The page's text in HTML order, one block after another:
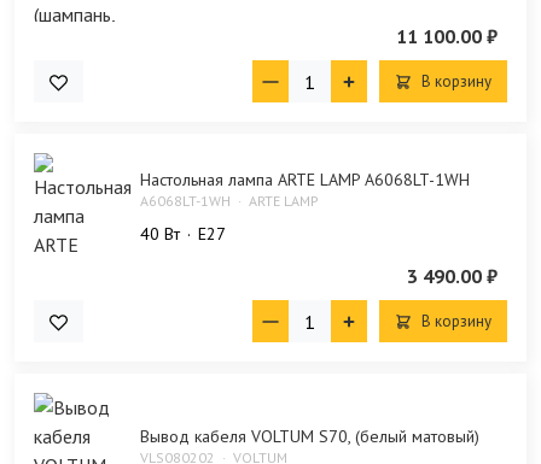
11 100.00 ₽
В корзину
Настольная лампа ARTE LAMP A6068LT-1WH
A6068LT-1WH ARTE LAMP
40 Bт E27
3 490.00 ₽
В корзину
Вывод кабеля VOLTUM S70, (белый матовый)
VLS080202 VOLTUM